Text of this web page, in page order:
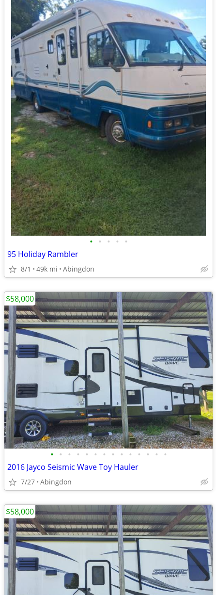
• • • • •
95 Holiday Rambler
8/1 49k mi Abingdon
• • • • • • • • • • • • • •
2016 Jayco Seismic Wave Toy Hauler
7/27 Abingdon
$58,000
$58,000